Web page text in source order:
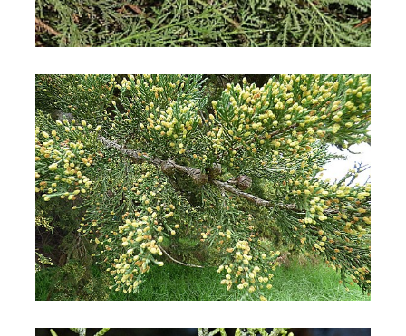
Cipresso di Monterey